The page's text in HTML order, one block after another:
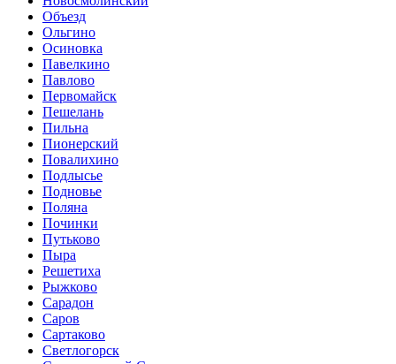
Объезд
Ольгино
Осиновка
Павелкино
Павлово
Первомайск
Пешелань
Пильна
Пионерский
Повалихино
Подлысье
Подновье
Поляна
Починки
Путьково
Пыра
Решетиха
Рыжково
Сарадон
Саров
Сартаково
Светлогорск